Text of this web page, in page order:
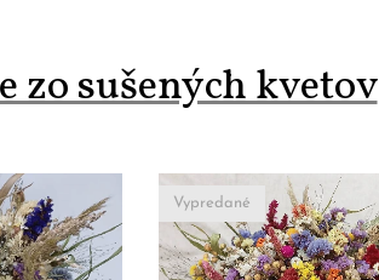
zo sušených kvetov
Vypredané